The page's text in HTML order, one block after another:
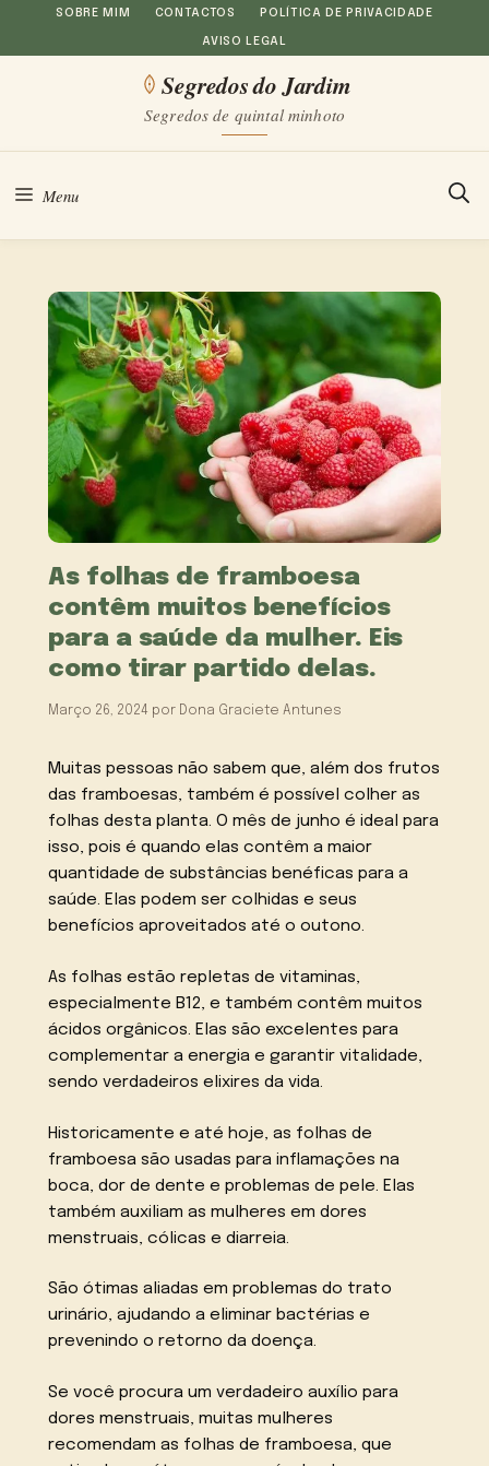
Saltar
para
SOBRE MIM CONTACTOS POLÍTICA DE PRIVACIDADE
AVISO LEGAL
Segredos do Jardim
Segredos de quintal minhoto
Menu
As folhas de framboesa
contêm muitos benefícios
para a saúde da mulher. Eis
como tirar partido delas.
Março 26, 2024 por Dona Graciete Antunes
Muitas pessoas não sabem que, além dos frutos
das framboesas, também é possível colher as
folhas desta planta. O mês de junho é ideal para
isso, pois é quando elas contêm a maior
quantidade de substâncias benéficas para a
saúde. Elas podem ser colhidas e seus
benefícios aproveitados até o outono.
As folhas estão repletas de vitaminas,
especialmente B12, e também contêm muitos
ácidos orgânicos. Elas são excelentes para
complementar a energia e garantir vitalidade,
sendo verdadeiros elixires da vida.
Historicamente e até hoje, as folhas de
framboesa são usadas para inflamações na
boca, dor de dente e problemas de pele. Elas
também auxiliam as mulheres em dores
menstruais, cólicas e diarreia.
São ótimas aliadas em problemas do trato
urinário, ajudando a eliminar bactérias e
prevenindo o retorno da doença.
Se você procura um verdadeiro auxílio para
dores menstruais, muitas mulheres
recomendam as folhas de framboesa, que